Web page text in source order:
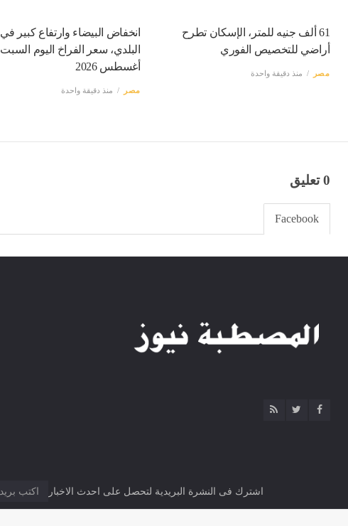
61 ألف جنيه للمتر، الإسكان تطرح
أراضي للتخصيص الفوري
مصر منذ دقيقة واحدة
انخفاض البيضاء وارتفاع كبير في
أغسطس 2026
مصر منذ دقيقة واحدة
0 تعليق
Facebook
اشترك فى النشرة البريدية لتحصل على احدث الاخبار